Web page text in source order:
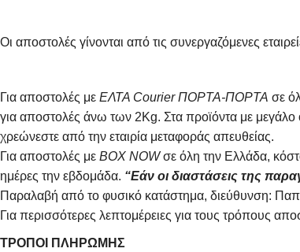
Οι αποστολές γίνονται από τις συνεργαζόμενες
Για αποστολές με ΕΛΤΑ Courier ΠΟΡΤΑ-ΠΟΡΤΑ σε
για αποστολές άνω των 2Κg. Στα προϊόντα με
χρεώνεστε από την εταιρία μεταφοράς απευθείας.
Για αποστολές με BOX NOWσε όλη την Ελλάδα,
ημέρες την εβδομάδα. “Εάν οι διαστάσεις της
Παραλαβή από το φυσικό κατάστημα, διεύθυνση:
Για περισσότερες λεπτομέρειες για τους τρόπους
ΤΡΟΠΟΙ ΠΛΗΡΩΜΗΣ